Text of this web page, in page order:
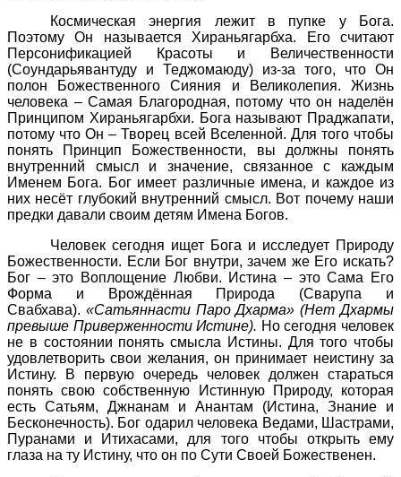
Космическая энергия лежит в пупке у Бога.
Поэтому Он называется Хираньягарбха. Его считают
Персонификацией Красоты и Величественности
(Соундарьявантуду и Теджомаюду) из-за того, что Он
полон Божественного Сияния и Великолепия. Жизнь
человека – Самая Благородная, потому что он наделён
Принципом Хираньягарбхи. Бога называют Праджапати,
потому что Он – Творец всей Вселенной. Для того чтобы
понять Принцип Божественности, вы должны понять
внутренний смысл и значение, связанное с каждым
Именем Бога. Бог имеет различные имена, и каждое из
них несёт глубокий внутренний смысл. Вот почему наши
предки давали своим детям Имена Богов.
Человек сегодня ищет Бога и исследует Природу
Божественности. Если Бог внутри, зачем же Его искать?
Бог – это Воплощение Любви. Истина – это Сама Его
Форма и Врождённая Природа (Сварупа и
Свабхава). «Сатьяннасти Паро Дхарма» (Нет Дхармы
превыше Приверженности Истине). Но сегодня человек
не в состоянии понять смысла Истины. Для того чтобы
удовлетворить свои желания, он принимает неистину за
Истину. В первую очередь человек должен стараться
понять свою собственную Истинную Природу, которая
есть Сатьям, Джнанам и Анантам (Истина, Знание и
Бесконечность). Бог одарил человека Ведами, Шастрами,
Пуранами и Итихасами, для того чтобы открыть ему
глаза на ту Истину, что он по Сути Своей Божественен.